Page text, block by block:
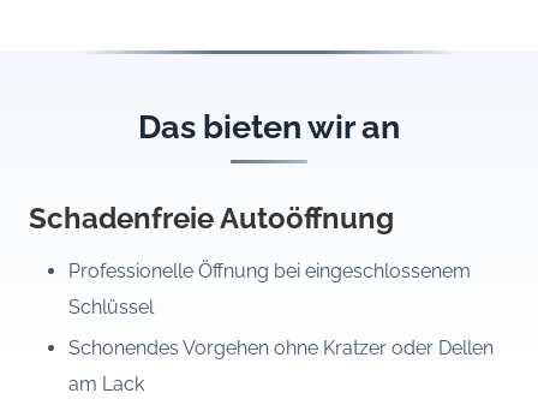
Das bieten wir an
Schadenfreie Autoöffnung
Professionelle Öffnung bei eingeschlossenem
Schlüssel
Schonendes Vorgehen ohne Kratzer oder Dellen
am Lack